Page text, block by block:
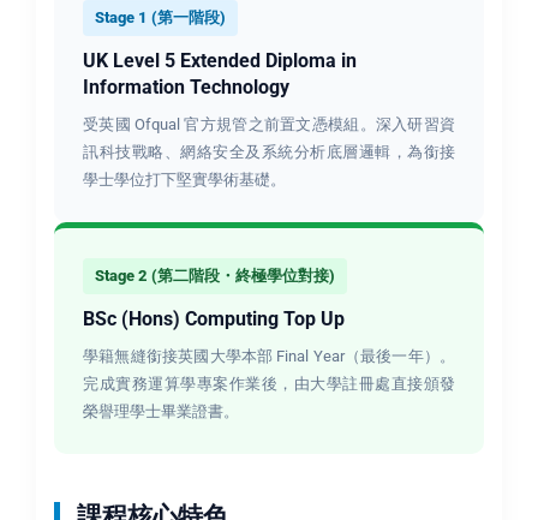
Stage 1 (第一階段)
UK Level 5 Extended Diploma in
Information Technology
受英國 Ofqual 官方規管之前置文憑模組。深入研習資
訊科技戰略、網絡安全及系統分析底層邏輯，為銜接
學士學位打下堅實學術基礎。
Stage 2 (第二階段・終極學位對接)
BSc (Hons) Computing Top Up
學籍無縫銜接英國大學本部 Final Year（最後一年）。
完成實務運算學專案作業後，由大學註冊處直接頒發
榮譽理學士畢業證書。